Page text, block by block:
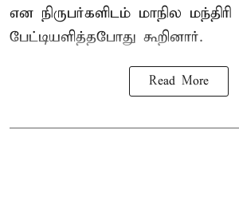
என நிருபர்களிடம் மாநில
பேட்டியளித்தபோது கூறினார்.
Read More